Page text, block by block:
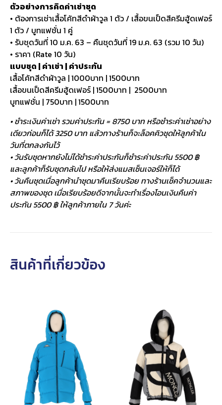
ตัวอย่างการคิดค่าเช่าชุด
• ต้องการเช่าเสื้อโค้ทสีดำผ้าวูล 1 ตัว / เสื้อขนเป็ดสีครีมฮู้ดเฟอร์
1 ตัว / บูทแฟชั่น 1 คู่
• รับชุดวันที่ 10 ม.ค. 63 – คืนชุดวันที่ 19 ม.ค. 63 (รวม 10 วัน)
• ราคา (Rate 10 วัน)
แบบชุด | ค่าเช่า | ค่าประกัน
เสื้อโค้ทสีดำผ้าวูล | 1000บาท | 1500บาท
เสื้อขนเป็ดสีครีมฮู้ดเฟอร์ | 1500บาท | 2500บาท
บูทแฟชั่น | 750บาท | 1500บาท
• ชำระเงินค่าเช่า รวมค่าประกัน = 8750 บาท หรือชำระค่าเช่าอย่าง
เดียวก่อนก็ได้ 3250 บาท แล้วทางร้านก็จะล็อคคิวชุดให้ลูกค้าใน
วันที่ตกลงกันไว้
• วันรับชุดหากยังไม่ได้ชำระค่าประกันก็ชำระค่าประกัน 5500 ฿
และลูกค้าก็รับชุดกลับไป หรือให้ส่งแมสเซ็นเจอร์ให้ก็ได้
• วันคืนชุดเมื่อลูกค้านำชุดมาคืนเรียบร้อย ทางร้านเช็คจำนวนและ
สภาพของชุด เมื่อเรียบร้อยดีจากนั้นจะทำเรื่องโอนเงินคืนค่า
ประกัน 5500 ฿ ให้ลูกค้าภายใน 7 วันค่ะ
สินค้าที่เกี่ยวข้อง